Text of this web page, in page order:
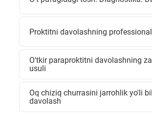
Proktitni davolashning
O'tkir paraproktitni davolashning
usuli
Oq chiziq churrasini jarrohlik yo'li
davolash